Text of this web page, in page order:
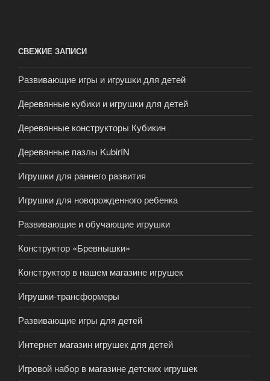
СВЕЖИЕ ЗАПИСИ
Развивающие игры и игрушки для детей
Деревянные кубики и игрушки для детей
Деревянные конструкторы Кубикин
Деревянные пазлы KubirIN
Игрушки для раннего развития
Игрушки для новорожденного ребенка
Развивающие и обучающие игрушки
Конструктор «Бревнышки»
Конструктор в нашем магазине игрушек
Игрушки-трансформеры
Развивающие игры для детей
Интернет магазин игрушек для детей
Игровой набор в магазине детских игрушек